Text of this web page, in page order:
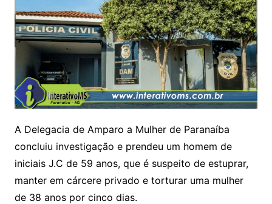
A Delegacia de Amparo a Mulher de Paranaíba
concluiu investigação e prendeu um homem de
iniciais J.C de 59 anos, que é suspeito de estuprar,
manter em cárcere privado e torturar uma mulher
de 38 anos por cinco dias.